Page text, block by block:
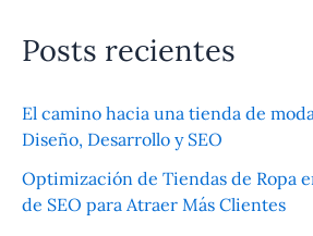
Posts recientes
El camino hacia una tienda de
Diseño, Desarrollo y SEO
Optimización de Tiendas de Ropa
de SEO para Atraer Más Clientes